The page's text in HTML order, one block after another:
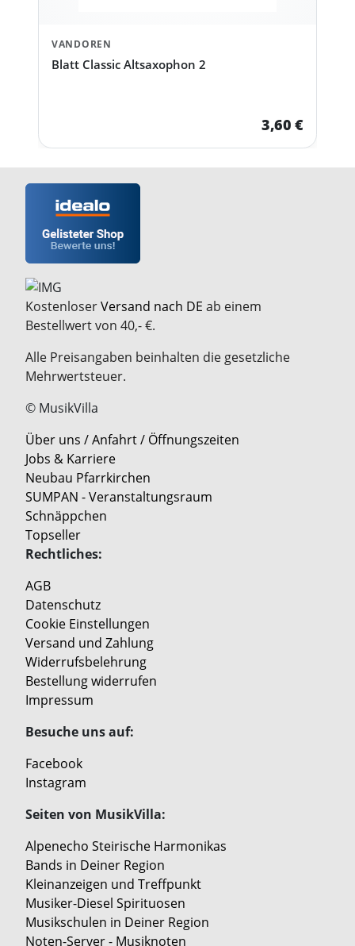
VANDOREN
Blatt Classic Altsaxophon 2
3,60 €
KostenloserVersand nach DE ab einem
Bestellwert von 40,- €.
Alle Preisangaben beinhalten die gesetzliche
Mehrwertsteuer.
© MusikVilla
Über uns / Anfahrt / Öffnungszeiten
Jobs & Karriere
Neubau Pfarrkirchen
SUMPAN - Veranstaltungsraum
Schnäppchen
Topseller
Rechtliches:
AGB
Datenschutz
Cookie Einstellungen
Versand und Zahlung
Widerrufsbelehrung
Bestellung widerrufen
Impressum
Besuche uns auf:
Facebook
Instagram
Seiten von MusikVilla:
Alpenecho Steirische Harmonikas
Bands in Deiner Region
Kleinanzeigen und Treffpunkt
Musiker-Diesel Spirituosen
Musikschulen in Deiner Region
Noten-Server - Musiknoten